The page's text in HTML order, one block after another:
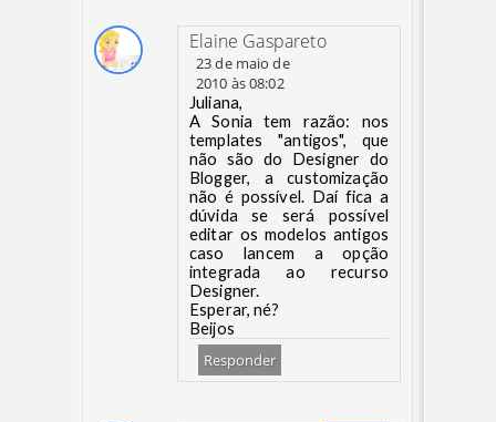
Elaine Gaspareto
23 de maio de
2010 às 08:02
Juliana,
A Sonia tem razão: nos
templates "antigos", que
não são do Designer do
Blogger, a customização
não é possível. Daí fica a
dúvida se será possível
editar os modelos antigos
caso lancem a opção
integrada ao recurso
Designer.
Esperar, né?
Beijos
Responder